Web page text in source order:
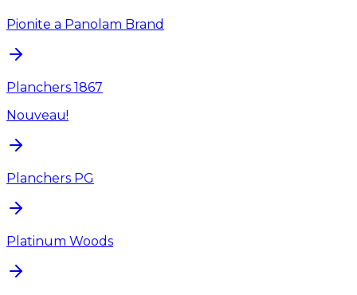
Pionite a Panolam Brand
Planchers 1867
Nouveau!
Planchers PG
Platinum Woods